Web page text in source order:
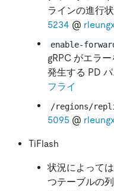
ラインの進行
5234 @
enable-
gRPC がエラ
発生する PD
フライ
/regions/
5095 @
TiFlash
状況によって
つテーブルの